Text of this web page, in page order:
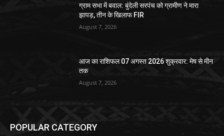
ग्राम सभा में बवाल: बुंदेली सरपंच को ग्रामीण ने मारा
झापड़, तीन के खिलाफ FIR
August 7, 2026
आज का राशिफल 07 अगस्त 2026 शुक्रवार: मेष से मीन
तक
August 7, 2026
POPULAR CATEGORY